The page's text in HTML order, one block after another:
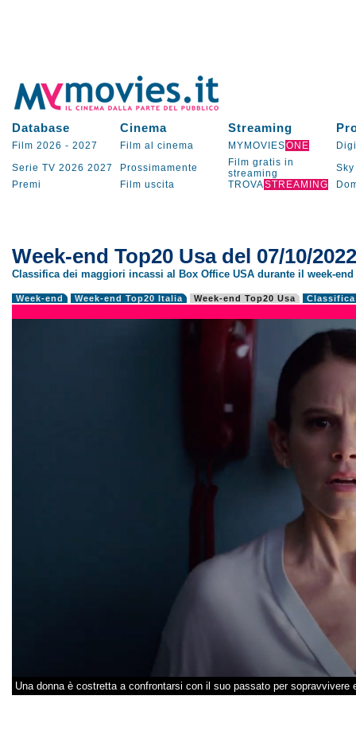
Database Cinema Streaming
Film 2026 - 2027 Film al cinema MYMOVIESONE
Serie TV 2026 2027 Prossimamente
Film gratis in
streaming
Sky
Premi
Film uscita TROVASTREAMING
Week-end Top20 Usa del 07/10/2022
Classifica dei maggiori incassi al Box Office USA durante il week-
Week-end Week-end Top20 Italia Week-end Top20 Usa
Una donna è costretta a confrontarsi con il suo passato per